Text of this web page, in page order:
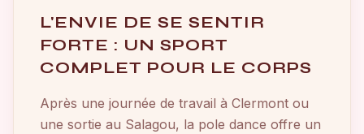
L'ENVIE DE SE SENTIR
FORTE : UN SPORT
COMPLET POUR LE CORPS
Après une journée de travail à Clermont ou
une sortie au Salagou, la pole dance offre un